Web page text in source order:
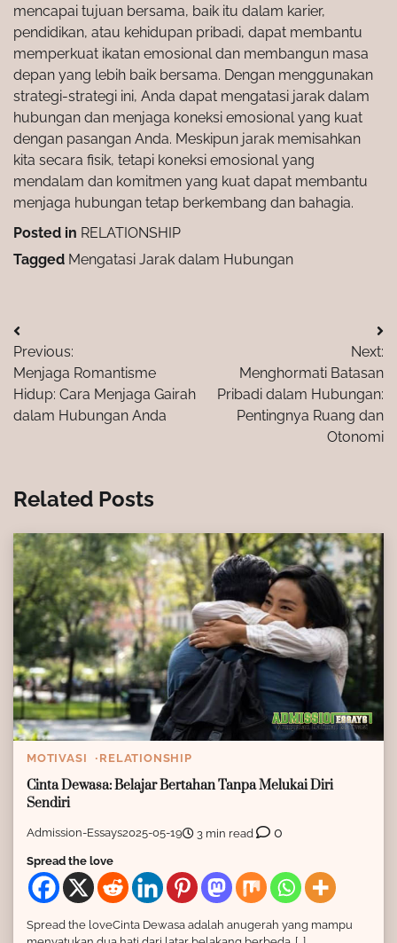
mencapai tujuan bersama, baik itu dalam karier,
pendidikan, atau kehidupan pribadi, dapat membantu
memperkuat ikatan emosional dan membangun masa
depan yang lebih baik bersama. Dengan menggunakan
strategi-strategi ini, Anda dapat mengatasi jarak dalam
hubungan dan menjaga koneksi emosional yang kuat
dengan pasangan Anda. Meskipun jarak memisahkan
kita secara fisik, tetapi koneksi emosional yang
mendalam dan komitmen yang kuat dapat membantu
menjaga hubungan tetap berkembang dan bahagia.
Posted in RELATIONSHIP
Tagged Mengatasi Jarak dalam Hubungan
Post
navigation
Previous:
Menjaga Romantisme
Hidup: Cara Menjaga Gairah
dalam Hubungan Anda
Next:
Menghormati Batasan
Pribadi dalam Hubungan:
Pentingnya Ruang dan
Otonomi
Related Posts
MOTIVASI RELATIONSHIP
Cinta Dewasa: Belajar Bertahan Tanpa Melukai Diri
Sendiri
Admission-Essays2025-05-19 3 min read 0
Spread the love
Spread the loveCinta Dewasa adalah anugerah yang mampu